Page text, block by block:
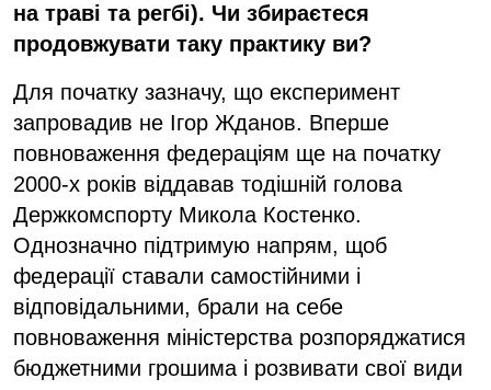
на траві та регбі). Чи збираєтеся
продовжувати таку практику ви?
Для початку зазначу, що експеримент
запровадив не Ігор Жданов. Вперше
повноваження федераціям ще на початку
2000-х років віддавав тодішній голова
Держкомспорту Микола Костенко.
Однозначно підтримую напрям, щоб
федерації ставали самостійними і
відповідальними, брали на себе
повноваження міністерства розпоряджатися
бюджетними грошима і розвивати свої види